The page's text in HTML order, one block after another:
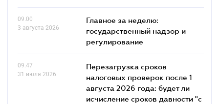
09.00
3 августа 2026
Главное за неделю:
государственный надзор и
регулирование
09.47
31 июля 2026
Перезагрузка сроков
налоговых проверок после 1
августа 2026 года: будет ли
исчисление сроков давности "с